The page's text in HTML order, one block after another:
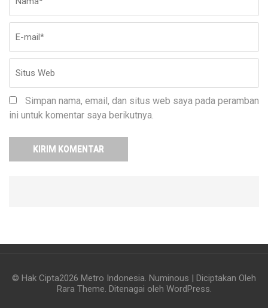
Simpan nama, email, dan situs web saya pada peramban
ini untuk komentar saya berikutnya.
© Hak Cipta2026 Metro Indonesia. Numinous | Diciptakan Oleh
Rara Theme. Ditenagai oleh WordPress.